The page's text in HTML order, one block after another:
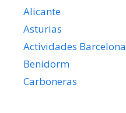
Alicante
Asturias
Actividades Barcelona
Benidorm
Carboneras